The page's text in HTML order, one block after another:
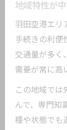
とは
地域特性が
羽田空港エリ
手続きの利便
交通量が多く
需要が常に高
この地域では
んで、専門知
種や状態でも